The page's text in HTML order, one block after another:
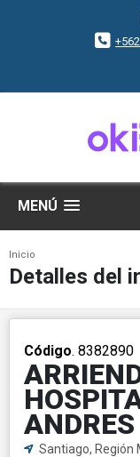
MENÚ
Inicio
Detalles del
Código. 8382890
Santiago, Región